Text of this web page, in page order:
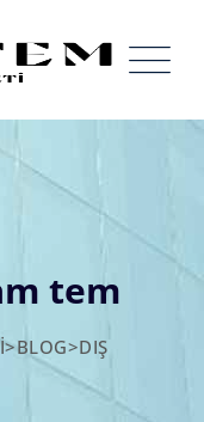
tem
>BLOG>DIŞ